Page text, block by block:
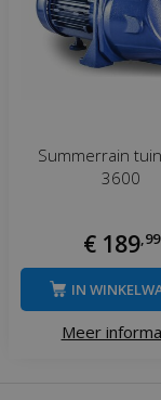
Summerrain
3600
€ 189,99
Meer
IN